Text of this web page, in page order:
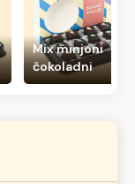
Mix minjoni
čokoladni